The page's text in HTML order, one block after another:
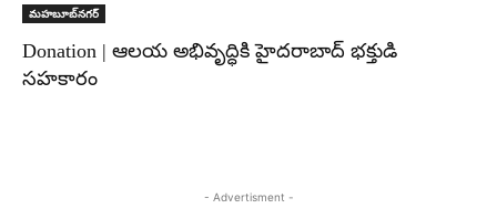
మహబూబ్‌నగర్‌
Donation | ఆలయ అభివృద్ధికి హైదరాబాద్ భక్తుడి
సహకారం
- Advertisment -